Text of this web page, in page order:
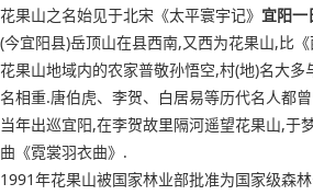
花果山之名始见于北宋《太平寰宇记》 宜阳一
(今宜阳县)岳顶山在县西南,又西为花果山,比
花果山地域内的农家普敬孙悟空,村(地)名大多
名相重.唐伯虎、李贺、白居易等历代名人都
当年出巡宜阳,在李贺故里隔河遥望花果山,于
曲《霓裳羽衣曲》.
1991年花果山被国家林业部批准为国家级森